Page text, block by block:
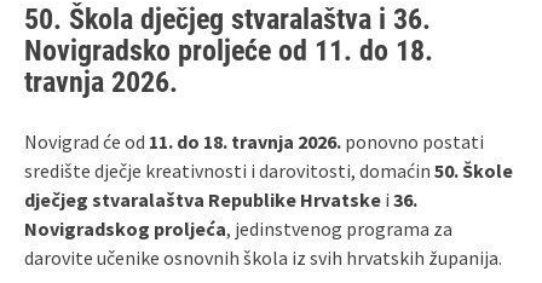
50. Škola dječjeg stvaralaštva i 36.
Novigradsko proljeće od 11. do 18.
travnja 2026.
Novigrad će od 11. do 18. travnja 2026. ponovno postati
središte dječje kreativnosti i darovitosti, domaćin 50. Škole
dječjeg stvaralaštva Republike Hrvatske i 36.
Novigradskog proljeća, jedinstvenog programa za
darovite učenike osnovnih škola iz svih hrvatskih županija.